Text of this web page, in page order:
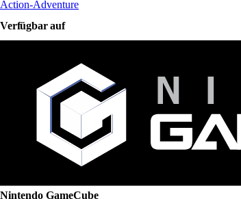
Action-Adventure
Verfügbar auf
Nintendo GameCube